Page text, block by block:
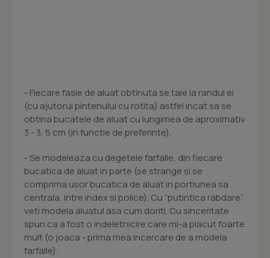
- Fiecare fasie de aluat obtinuta se taie la randul ei
(cu ajutorul pintenului cu rotita) astfel incat sa se
obtina bucatele de aluat cu lungimea de aproximativ
3 - 3, 5 cm (in functie de preferinte).
- Se modeleaza cu degetele farfalle, din fiecare
bucatica de aluat in parte (se strange si se
comprima usor bucatica de aluat in portiunea sa
centrala, intre index si police). Cu ”putintica rabdare”
veti modela aluatul asa cum doriti. Cu sinceritate
spun ca a fost o indeletnicire care mi-a placut foarte
mult (o joaca - prima mea incercare de a modela
farfalle).